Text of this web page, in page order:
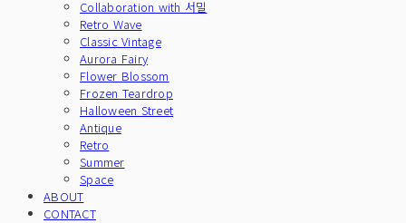
Collaboration with 서밀
Retro Wave
Classic Vintage
Aurora Fairy
Flower Blossom
Frozen Teardrop
Halloween Street
Antique
Retro
Summer
Space
ABOUT
CONTACT